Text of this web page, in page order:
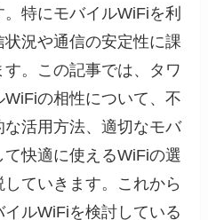
特にモバイルWiFiを利
況や通信の安定性に課
。この記事では、タワ
の相性について、不
活用方法、適切なモバ
快適に使えるWiFiの選
ていきます。これから
ルWiFiを検討している